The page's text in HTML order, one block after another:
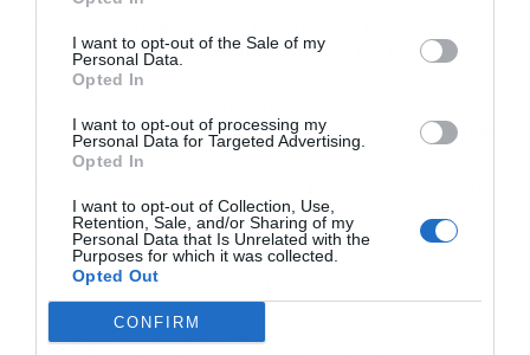
I want to opt-out of the Sale of my
Personal Data.
Opted In
I want to opt-out of processing my
Personal Data for Targeted Advertising.
Opted In
I want to opt-out of Collection, Use,
Retention, Sale, and/or Sharing of my
Personal Data that Is Unrelated with the
Purposes for which it was collected.
Opted Out
CONFIRM
υποχώρηση στο πυρηνικό ζήτημα του Ιράν
φίλος μου ο Τραμπ αλλά ξέρω να κρατάω τη θέση μου
για το μέλλον των ρωσικών βάσεων
Το Myspace ετοιμάζεται να κερδίσει το χαμένο
έδαφος από το Facebook
15:15 Σκέρτσος: Αύξηση 40% στις τραπεζικές καταθέσεις